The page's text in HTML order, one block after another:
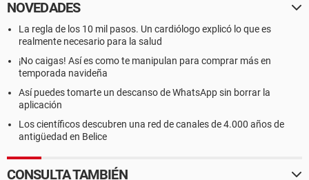
NOVEDADES
La regla de los 10 mil pasos. Un cardiólogo explicó lo que es
realmente necesario para la salud
¡No caigas! Así es como te manipulan para comprar más en
temporada navideña
Así puedes tomarte un descanso de WhatsApp sin borrar la
aplicación
Los científicos descubren una red de canales de 4.000 años de
antigüedad en Belice
CONSULTA TAMBIÉN